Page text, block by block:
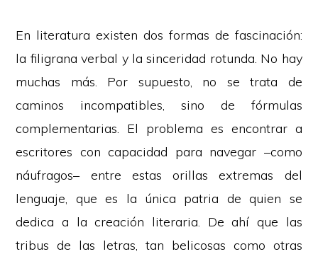
En literatura existen dos formas de fascinación:
la filigrana verbal y la sinceridad rotunda. No hay
muchas más. Por supuesto, no se trata de
caminos incompatibles, sino de fórmulas
complementarias. El problema es encontrar a
escritores con capacidad para navegar –como
náufragos– entre estas orillas extremas del
lenguaje, que es la única patria de quien se
dedica a la creación literaria. De ahí que las
tribus de las letras, tan belicosas como otras